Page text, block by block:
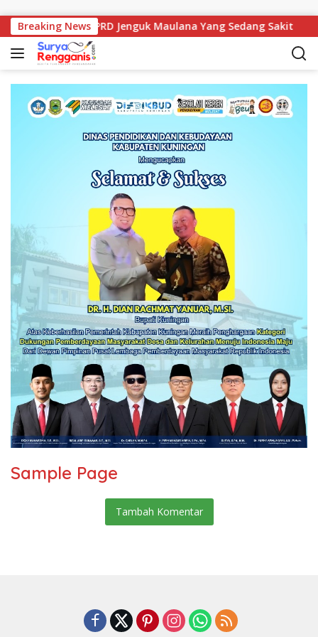
Breaking News
Anggota DPRD Jenguk Maulana Yang Sedang Sakit
Sample Page
Tambah Komentar